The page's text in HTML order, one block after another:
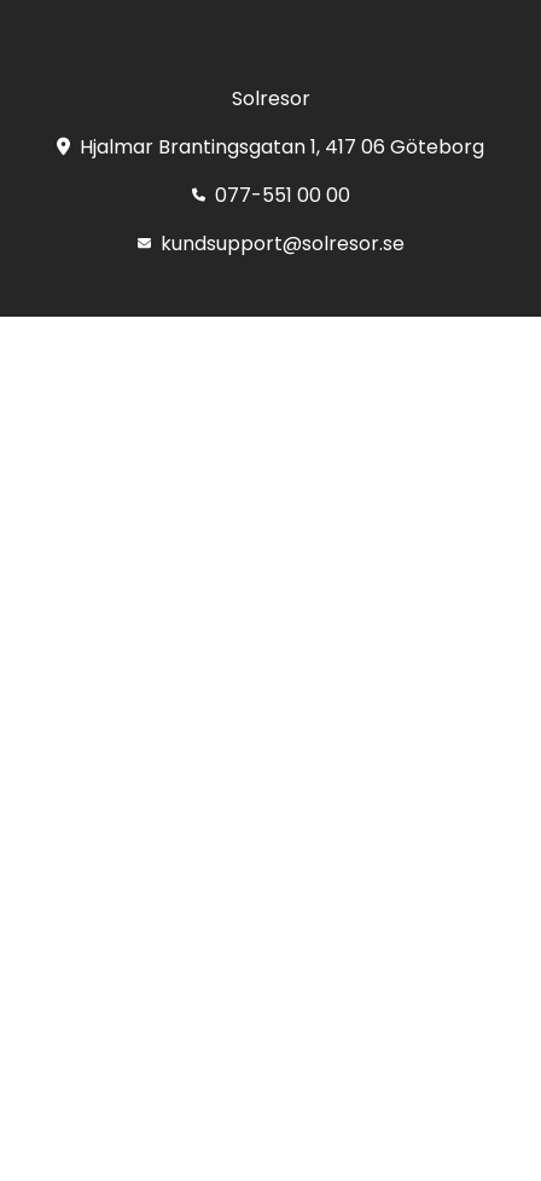
Solresor
Hjalmar Brantingsgatan 1, 417 06 Göteborg
077-551 00 00
kundsupport@solresor.se